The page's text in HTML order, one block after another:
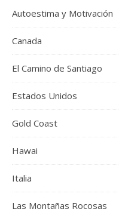
Autoestima y Motivación
Canada
El Camino de Santiago
Estados Unidos
Gold Coast
Hawai
Italia
Las Montañas Rocosas